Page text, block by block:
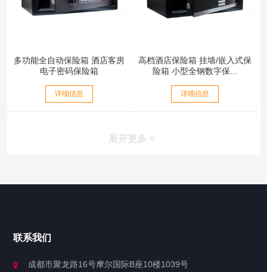
多功能全自动保险箱 酒店客房
电子密码保险箱
详细信息
高档酒店保险箱 挂墙/嵌入式保
险箱 小型全钢数字保...
详细信息
展开更多
联系我们
成都市聚龙路16号摩尔国际B座10楼1039号